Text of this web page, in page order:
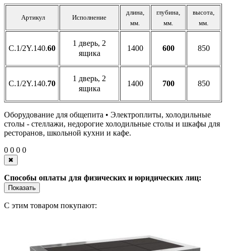
Артикул Исполнение
длина,
мм.
глубина,
мм.
высота,
мм.
C.1/2Y.140.60
1 дверь, 2
ящика
1400 600 850
C.1/2Y.140.70
1 дверь, 2
ящика
1400 700 850
Оборудование для общепита • Электроплиты, холодильные
столы - стеллажи, недорогие холодильные столы и шкафы для
ресторанов, школьной кухни и кафе.
0 0 0 0
✖
Способы оплаты для физических и юридических лиц:
Показать
С этим товаром покупают: